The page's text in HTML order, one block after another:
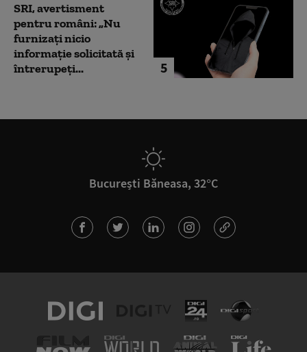
5
SRI, avertisment
pentru români: „Nu
furnizați nicio
informație solicitată și
întrerupeți...
București Băneasa, 32°C